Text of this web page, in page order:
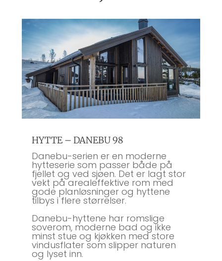
HYTTE – DANEBU 98
Danebu-serien er en moderne
hytteserie som passer både på
fjellet og ved sjøen. Det er lagt stor
vekt på arealeffektive rom med
gode planløsninger og hyttene
tilbys i flere størrelser.
Danebu-hyttene har romslige
soverom, moderne bad og ikke
minst stue og kjøkken med store
vindusflater som slipper naturen
og lyset inn.